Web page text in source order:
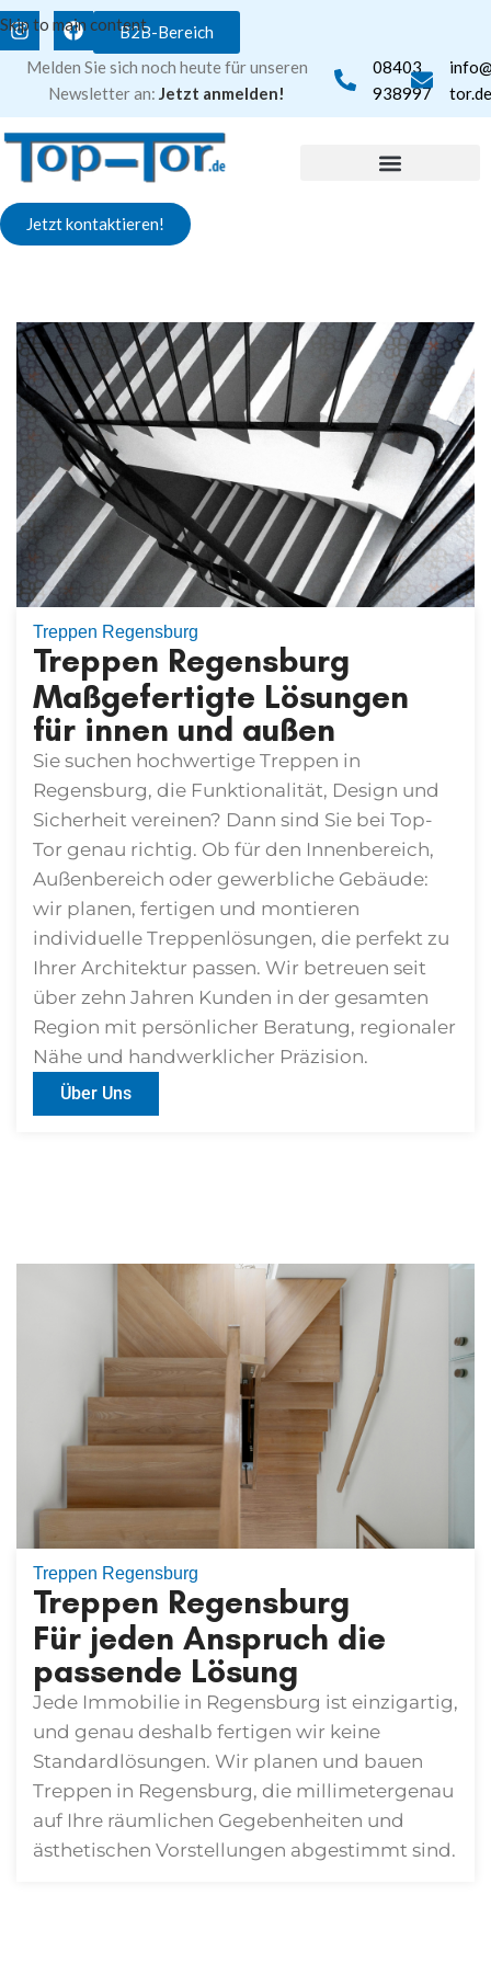
Skip to main contentB2B-Bereich
Melden Sie sich noch heute für unseren
Newsletter an: Jetzt anmelden!
08403
938997
tor.de
Jetzt kontaktieren!
Treppen Regensburg
Treppen Regensburg
Maßgefertigte Lösungen
für innen und außen
Sie suchen hochwertige Treppen in
Regensburg, die Funktionalität, Design und
Sicherheit vereinen? Dann sind Sie bei Top-
Tor genau richtig. Ob für den Innenbereich,
Außenbereich oder gewerbliche Gebäude:
wir planen, fertigen und montieren
individuelle Treppenlösungen, die perfekt zu
Ihrer Architektur passen. Wir betreuen seit
über zehn Jahren Kunden in der gesamten
Region mit persönlicher Beratung, regionaler
Nähe und handwerklicher Präzision.
Über Uns
Treppen Regensburg
Treppen Regensburg
Für jeden Anspruch die
passende Lösung
Jede Immobilie in Regensburg ist einzigartig,
und genau deshalb fertigen wir keine
Standardlösungen. Wir planen und bauen
Treppen in Regensburg, die millimetergenau
auf Ihre räumlichen Gegebenheiten und
ästhetischen Vorstellungen abgestimmt sind.